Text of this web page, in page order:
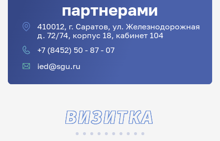
партнерами
410012, г. Саратов, ул. Железнодорожная
д. 72/74, корпус 18, кабинет 104
+7 (8452) 50 - 87 - 07
ied@sgu.ru
ВИЗИТКА